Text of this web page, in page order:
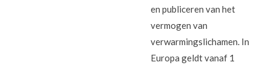
en publiceren van het
vermogen van
verwarmingslichamen. In
Europa geldt vanaf 1